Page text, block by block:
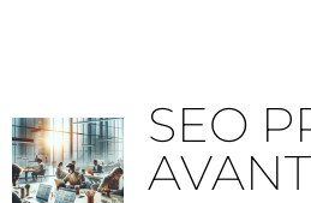
SEO